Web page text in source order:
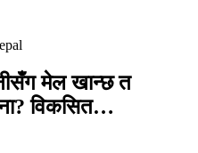
मेल खान्छ त
विकसित…